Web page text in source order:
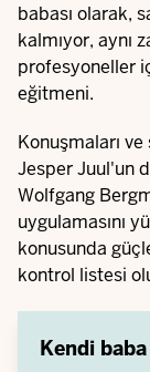
babası olarak,
kalmıyor, aynı
profesyoneller
eğitmeni.
Konuşmaları
Jesper Juul'un
Wolfgang
uygulamasını
konusunda
kontrol listesi
Kendi